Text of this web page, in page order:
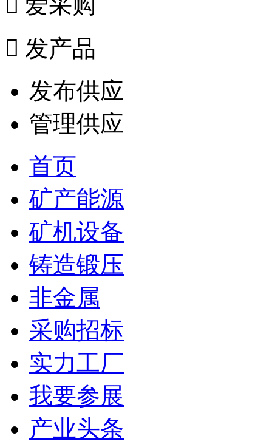
 发产品
发布供应
管理供应
首页
矿产能源
矿机设备
铸造锻压
非金属
采购招标
实力工厂
我要参展
产业头条